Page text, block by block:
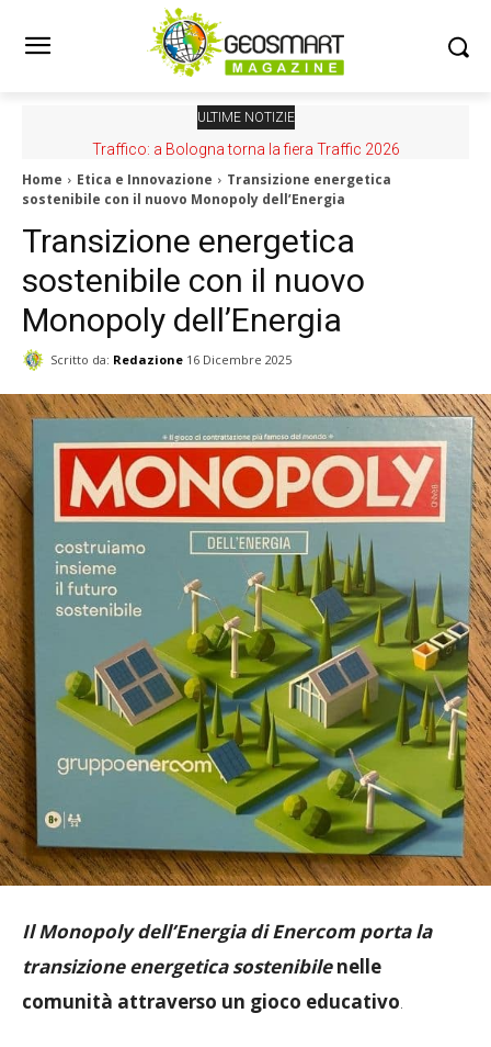
ULTIME NOTIZIE
Traffico: a Bologna torna la fiera Traffic 2026
Home Etica e Innovazione
Transizione energetica
sostenibile con il nuovo Monopoly dell’Energia
Transizione energetica
sostenibile con il nuovo
Monopoly dell’Energia
Scritto da: Redazione 16 Dicembre 2025
Il Monopoly dell’Energia di Enercom porta la
transizione energetica sostenibilenelle
comunità attraverso un gioco educativo.